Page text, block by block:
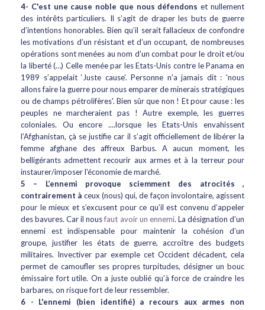
4- C'est une cause noble que nous défendons et nullement
des intérêts particuliers. Il s’agit de draper les buts de guerre
d’intentions honorables. Bien qu’il serait fallacieux de confondre
les motivations d’un résistant et d’un occupant, de nombreuses
opérations sont menées au nom d’un combat pour le droit et/ou
la liberté (…) Celle menée par les Etats-Unis contre le Panama en
1989 s’appelait ‘Juste cause’. Personne n'a jamais dit : 'nous
allons faire la guerre pour nous emparer de minerais stratégiques
ou de champs pétrolifères'. Bien sûr que non ! Et pour cause : les
peuples ne marcheraient pas ! Autre exemple, les guerres
coloniales. Ou encore ....lorsque les Etats-Unis envahissent
l’Afghanistan, çà se justifie car il s’agit officiellement de libérer la
femme afghane des affreux Barbus. A aucun moment, les
belligérants admettent recourir aux armes et à la terreur pour
instaurer/imposer l'économie de marché.
5 – L’ennemi provoque sciemment des atrocités ,
contrairement à ceux (nous) qui, de façon involontaire, agissent
pour le mieux et s’excusent pour ce qu’il est convenu d’appeler
des bavures. Car il nousfaut avoir un ennemi. La désignation d’un
ennemi est indispensable pour maintenir la cohésion d’un
groupe, justifier les états de guerre, accroître des budgets
militaires. Invectiver par exemple cet Occident décadent, cela
permet de camoufler ses propres turpitudes, désigner un bouc
émissaire fort utile. On a juste oublié qu’à force de craindre les
barbares, on risque fort de leur ressembler.
6 - L'ennemi (bien identifié) a recours aux armes non